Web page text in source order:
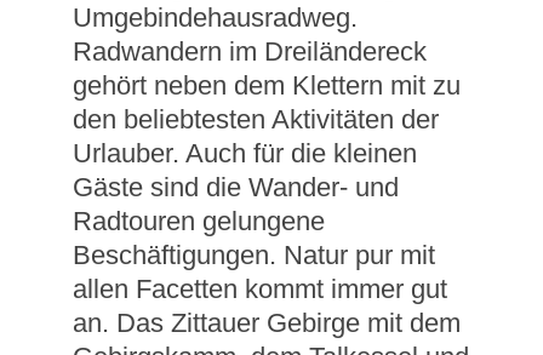
Umgebindehausradweg.
Radwandern im Dreiländereck
gehört neben dem Klettern mit zu
den beliebtesten Aktivitäten der
Urlauber. Auch für die kleinen
Gäste sind die Wander- und
Radtouren gelungene
Beschäftigungen. Natur pur mit
allen Facetten kommt immer gut
an. Das Zittauer Gebirge mit dem